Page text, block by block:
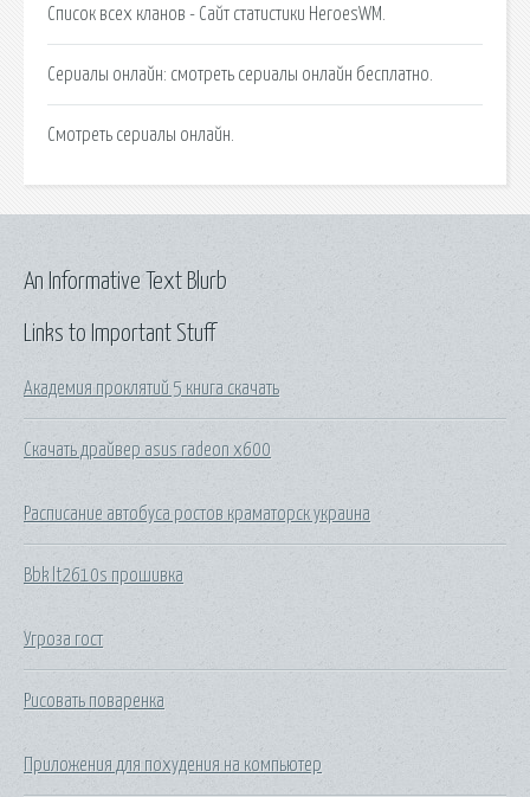
Список всех кланов - Сайт статистики HeroesWM.
Сериалы онлайн: смотреть сериалы онлайн бесплатно.
Cмотреть сериалы онлайн.
Links to Important Stuff
Академия проклятий 5 книга скачать
Скачать драйвер asus radeon x600
Расписание автобуса ростов краматорск украина
Bbk lt2610s прошивка
Угроза гост
Рисовать поваренка
Приложения для похудения на компьютер
An Informative Text Blurb